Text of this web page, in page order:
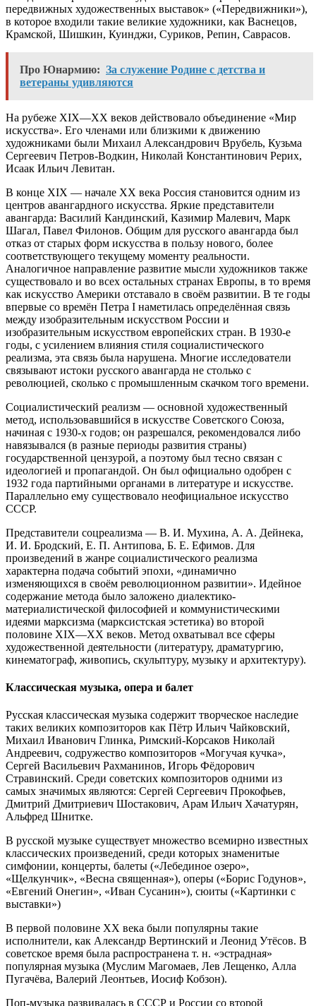
передвижных художественных выставок» («Передвижники»),
в которое входили такие великие художники, как Васнецов,
Крамской, Шишкин, Куинджи, Суриков, Репин, Саврасов.
Про Юнармию: За служение Родине с детства и
ветераны удивляются
На рубеже XIX—XX веков действовало объединение «Мир
искусства». Его членами или близкими к движению
художниками были Михаил Александрович Врубель, Кузьма
Сергеевич Петров-Водкин, Николай Константинович Рерих,
Исаак Ильич Левитан.
В конце XIX — начале XX века Россия становится одним из
центров авангардного искусства. Яркие представители
авангарда: Василий Кандинский, Казимир Малевич, Марк
Шагал, Павел Филонов. Общим для русского авангарда был
отказ от старых форм искусства в пользу нового, более
соответствующего текущему моменту реальности.
Аналогичное направление развитие мысли художников также
существовало и во всех остальных странах Европы, в то время
как искусство Америки отставало в своём развитии. В те годы
впервые со времён Петра I наметилась определённая связь
между изобразительным искусством России и
изобразительным искусством европейских стран. В 1930-е
годы, с усилением влияния стиля социалистического
реализма, эта связь была нарушена. Многие исследователи
связывают истоки русского авангарда не столько с
революцией, сколько с промышленным скачком того времени.
Социалистический реализм — основной художественный
метод, использовавшийся в искусстве Советского Союза,
начиная с 1930-х годов; он разрешался, рекомендовался либо
навязывался (в разные периоды развития страны)
государственной цензурой, а поэтому был тесно связан с
идеологией и пропагандой. Он был официально одобрен с
1932 года партийными органами в литературе и искусстве.
Параллельно ему существовало неофициальное искусство
СССР.
Представители соцреализма — В. И. Мухина, А. А. Дейнека,
И. И. Бродский, Е. П. Антипова, Б. Е. Ефимов. Для
произведений в жанре социалистического реализма
характерна подача событий эпохи, «динамично
изменяющихся в своём революционном развитии». Идейное
содержание метода было заложено диалектико-
материалистической философией и коммунистическими
идеями марксизма (марксистская эстетика) во второй
половине XIX—XX веков. Метод охватывал все сферы
художественной деятельности (литературу, драматургию,
кинематограф, живопись, скульптуру, музыку и архитектуру).
Классическая музыка, опера и балет
Русская классическая музыка содержит творческое наследие
таких великих композиторов как Пётр Ильич Чайковский,
Михаил Иванович Глинка, Римский-Корсаков Николай
Андреевич, содружество композиторов «Могучая кучка»,
Сергей Васильевич Рахманинов, Игорь Фёдорович
Стравинский. Среди советских композиторов одними из
самых значимых являются: Сергей Сергеевич Прокофьев,
Дмитрий Дмитриевич Шостакович, Арам Ильич Хачатурян,
Альфред Шнитке.
В русской музыке существует множество всемирно известных
классических произведений, среди которых знаменитые
симфонии, концерты, балеты («Лебединое озеро»,
«Щелкунчик», «Весна священная»), оперы («Борис Годунов»,
«Евгений Онегин», «Иван Сусанин»), сюиты («Картинки с
выставки»)
В первой половине XX века были популярны такие
исполнители, как Александр Вертинский и Леонид Утёсов. В
советское время была распространена т. н. «эстрадная»
популярная музыка (Муслим Магомаев, Лев Лещенко, Алла
Пугачёва, Валерий Леонтьев, Иосиф Кобзон).
Поп-музыка развивалась в СССР и России со второй